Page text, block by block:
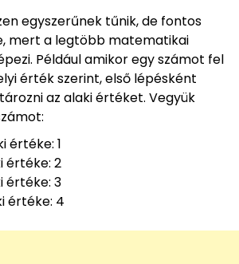
egyszerűnek tűnik, de fontos
mert a legtöbb matematikai
Például amikor egy számot fel
érték szerint, első lépésként
az alaki értéket. Vegyük
értéke: 1
értéke: 2
értéke: 3
értéke: 4